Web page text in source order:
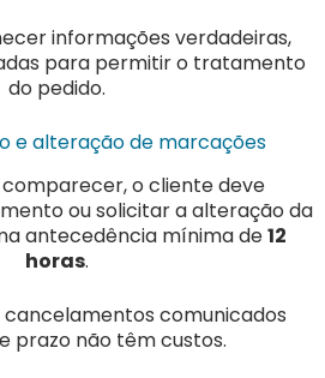
informações verdadeiras,
para permitir o tratamento
do pedido.
e alteração de marcações
o cliente deve
ou solicitar a alteração da
antecedência mínima de12
horas.
cancelamentos comunicados
prazo não têm custos.